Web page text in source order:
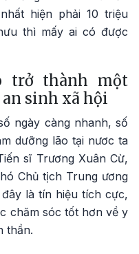
hiện phải 10 triệu
thì mấy ai có được
trở thành một
sinh xã hội
ngày càng nhanh, số
dưỡng lão tại nươc ta
sĩ Trương Xuân Cừ,
Chủ tịch Trung ương
là tín hiệu tích cực,
chăm sóc tốt hơn về y
thần.